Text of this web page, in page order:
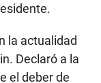
la actualidad
Declaró a la
el deber de